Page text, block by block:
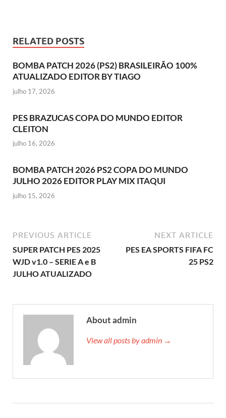
RELATED POSTS
BOMBA PATCH 2026 (PS2) BRASILEIRÃO 100%
ATUALIZADO EDITOR BY TIAGO
julho 17, 2026
PES BRAZUCAS COPA DO MUNDO EDITOR
CLEITON
julho 16, 2026
BOMBA PATCH 2026 PS2 COPA DO MUNDO
JULHO 2026 EDITOR PLAY MIX ITAQUI
julho 15, 2026
PREVIOUS ARTICLE
SUPER PATCH PES 2025
WJD v1.0 – SERIE A e B
JULHO ATUALIZADO
NEXT ARTICLE
PES EA SPORTS FIFA FC
25 PS2
About admin
View all posts by admin →